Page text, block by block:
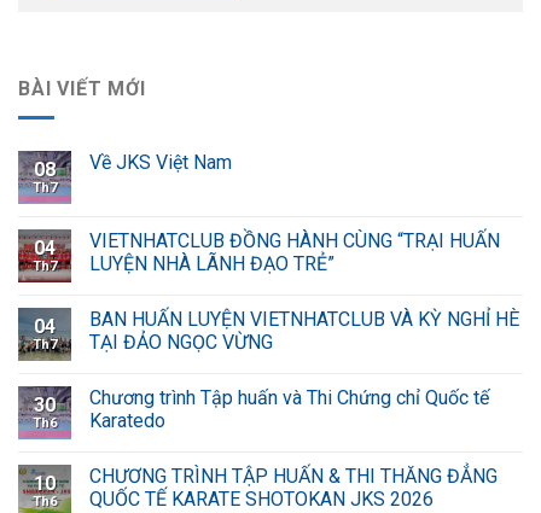
BÀI VIẾT MỚI
08
Th7
Về JKS Việt Nam
04
Th7
VIETNHATCLUB ĐỒNG HÀNH CÙNG “TRẠI HUẤN
LUYỆN NHÀ LÃNH ĐẠO TRẺ”
04
Th7
BAN HUẤN LUYỆN VIETNHATCLUB VÀ KỲ NGHỈ HÈ
TẠI ĐẢO NGỌC VỪNG
30
Th6
Chương trình Tập huấn và Thi Chứng chỉ Quốc tế
Karatedo
10
Th6
CHƯƠNG TRÌNH TẬP HUẤN & THI THĂNG ĐẲNG
QUỐC TẾ KARATE SHOTOKAN JKS 2026